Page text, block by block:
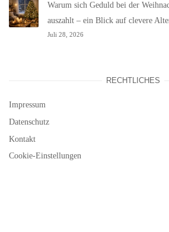
Warum sich Geduld bei der
auszahlt – ein Blick auf clevere
Juli 28, 2026
RECHTLICHES
Impressum
Datenschutz
Kontakt
Cookie-Einstellungen